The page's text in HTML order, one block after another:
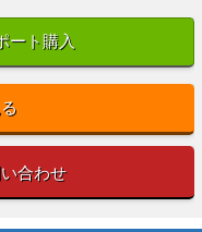
ート購入
合わせ